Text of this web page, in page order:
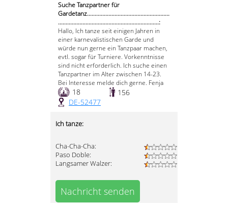
Suche Tanzpartner für
Gardetanz......................................................
..................................................................:
Hallo, Ich tanze seit einigen Jahren in
einer karnevalistischen Garde und
würde nun gerne ein Tanzpaar machen,
evtl. sogar für Turniere. Vorkenntnisse
sind nicht erforderlich. Ich suche einen
Tanzpartner im Alter zwischen 14-23.
Bei Interesse melde dich gerne. Fenja
18
156
DE-52477
Ich tanze:
Cha-Cha-Cha:
Paso Doble:
Langsamer Walzer:
Nachricht senden